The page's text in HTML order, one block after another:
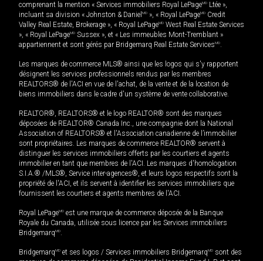
comprenant la mention « Services immobiliers Royal LePageMD Ltée »,
incluant sa division « Johnston & Daniel MD », « Royal LePageMD Credit
Valley Real Estate, Brokerage », « Royal LePageMD West Real Estate Services
», « Royal LePageMD Sussex », et « Les immeubles Mont-Tremblant »
appartiennent et sont gérés par Bridgemarq Real Estate ServicesMD.
Les marques de commerce MLS® ainsi que les logos qui s'y rapportent
désignent les services professionnels rendus par les membres
REALTORS® de l'ACI en vue de l'achat, de la vente et de la location de
biens immobiliers dans le cadre d'un système de vente collaborative.
REALTOR®, REALTORS® et le logo REALTOR® sont des marques
déposées de REALTOR® Canada Inc., une compagnie dont la National
Association of REALTORS® et l'Association canadienne de l’immobilier
sont propriétaires. Les marques de commerce REALTOR® servent à
distinguer les services immobiliers offerts par les courtiers et agents
immobilier en tant que membres de l'ACI. Les marques d'homologation
S.I.A.® /MLS®, Service inter-agences®, et leurs logos respectifs sont la
propriété de l'ACI, et ils servent à identifier les services immobiliers que
fournissent les courtiers et agents membres de l'ACI.
Royal LePageMD est une marque de commerce déposée de la Banque
Royale du Canada, utilisée sous licence par les Services immobiliers
BridgemarqMD.
BridgemarqMD et ses logos / Services immobiliers BridgemarqMD sont des